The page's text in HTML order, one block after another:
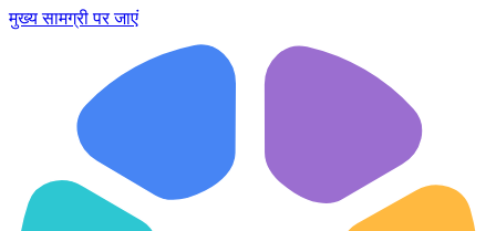
मुख्य सामग्री पर जाएं